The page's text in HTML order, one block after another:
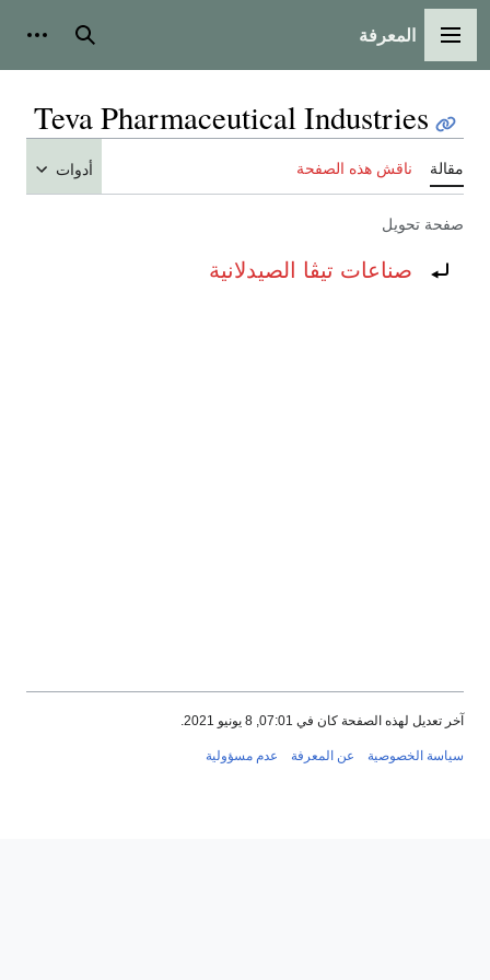
القائمة الرئيسية
المعرفة بحث
Teva Pharmaceutical Industries
مقالة ناقش هذه الصفحة أدوات
صفحة تحويل
تحويل إلى:صناعات تيڤا الصيدلانية
آخر تعديل لهذه الصفحة كان في 07:01, 8 يونيو 2021.
سياسة الخصوصية عن المعرفة عدم مسؤولية